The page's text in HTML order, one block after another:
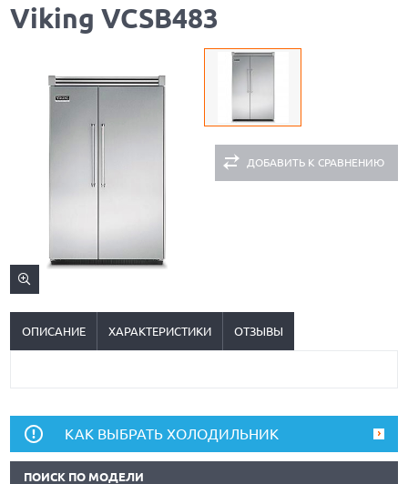
Viking VCSB483
ДОБАВИТЬ К СРАВНЕНИЮ
ОПИСАНИЕ ХАРАКТЕРИСТИКИ ОТЗЫВЫ
КАК ВЫБРАТЬ ХОЛОДИЛЬНИК
ПОИСК ПО МОДЕЛИ